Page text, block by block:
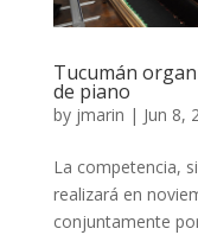
Tucumán
de piano
by jmarin | Jun 8,
La competencia,
realizará en
conjuntamente